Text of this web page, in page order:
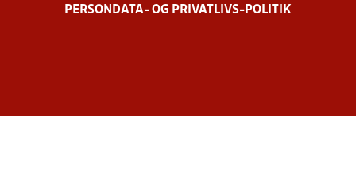
PERSONDATA- OG PRIVATLIVS-POLITIK